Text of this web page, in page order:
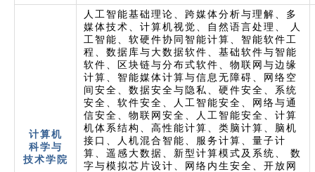
计算机
科学与
技术学院
人工智能基础理论、跨媒体分析与理解、多
媒体技术、计算机视觉、自然语言处理、 人
工智能、软硬件协同智能计算、智能软件工
程、数据库与大数据软件、基础软件与智能
软件、区块链与分布式软件、物联网与边缘
计算、智能媒体计算与信息无障碍、网络空
间安全、数据安全与隐私、硬件安全、系统
安全、软件安全、人工智能安全、网络与通
信安全、物联网安全、人工智能安全、计算
机体系结构、高性能计算、类脑计算、脑机
接口、人机混合智能、服务计算、量子计
算、遥感大数据、新型计算模式及系统、 数
字与模拟芯片设计、网络内生安全、开放网